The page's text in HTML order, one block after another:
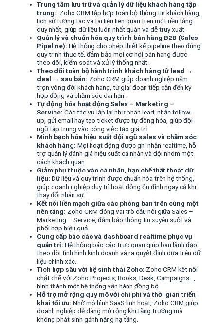
Trung tâm lưu trữ và quản lý dữ liệu khách hàng tập
trung: Zoho CRM tập hợp toàn bộ thông tin khách hàng,
lịch sử tương tác và tài liệu liên quan trên một nền tảng
duy nhất, giúp dữ liệu luôn nhất quán và dễ truy xuất.
Quản lý và chuẩn hóa quy trình bán hàng B2B (Sales
Pipeline):Hệ thống cho phép thiết kế pipeline theo đúng
quy trình thực tế, đảm bảo mọi cơ hội bán hàng được
theo dõi, kiểm soát và xử lý thống nhất.
Theo dõi toàn bộ hành trình khách hàng từ lead →
deal → sau bán: Zoho CRM giúp doanh nghiệp nắm
trọn vòng đời khách hàng, từ giai đoạn tiếp cận đến ký
hợp đồng và chăm sóc dài hạn.
Tự động hóa hoạt động Sales – Marketing –
Service: Các tác vụ lặp lại như phân lead, nhắc follow-
up, gửi email hay tạo ticket được tự động hóa, giúp đội
ngũ tập trung vào công việc tạo giá trị.
Minh bạch hóa hiệu suất đội ngũ sales và chăm sóc
khách hàng: Mọi hoạt động được ghi nhận realtime, hỗ
trợ quản lý đánh giá hiệu suất cá nhân và đội nhóm một
cách khách quan.
Giảm phụ thuộc vào cá nhân, hạn chế thất thoát dữ
liệu: Dữ liệu và quy trình được chuẩn hóa trên hệ thống,
giúp doanh nghiệp duy trì hoạt động ổn định ngay cả khi
thay đổi nhân sự.
Kết nối liền mạch giữa các phòng ban trên cùng một
nền tảng: Zoho CRM đóng vai trò cầu nối giữa Sales –
Marketing – Service, đảm bảo thông tin xuyên suốt và
phối hợp hiệu quả.
Cung cấp báo cáo và dashboard realtime phục vụ
quản trị: Hệ thống báo cáo trực quan giúp ban lãnh đạo
theo dõi tình hình kinh doanh và ra quyết định dựa trên dữ
liệu chính xác.
Tích hợp sâu với hệ sinh thái Zoho: Zoho CRM kết nối
chặt chẽ với Zoho Projects, Books, Desk, Campaigns…,
hình thành một hệ thống vận hành đồng bộ.
Hỗ trợ mở rộng quy mô với chi phí và thời gian triển
khai tối ưu: Nhờ mô hình SaaS linh hoạt, Zoho CRM giúp
doanh nghiệp dễ dàng mở rộng khi tăng trưởng mà
không phát sinh gánh nặng hạ tầng.